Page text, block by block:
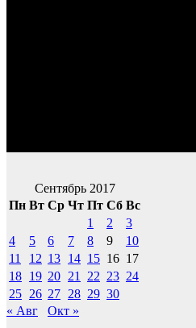
Сентябрь 2017
Пн Вт Ср Чт Пт Сб Вс
1
2
3
4
5 6 7 8 9
10
11
12 13 14 15 16 17
18 19 20 21 22 23 24
25 26 27 28 29 30
« Авг
Окт »